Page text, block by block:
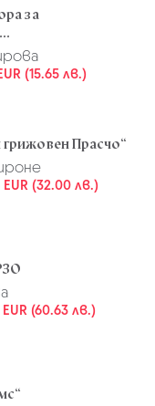
за
(15.65 лв.)
Прасчо“
EUR (32.00 лв.)
(60.63 лв.)